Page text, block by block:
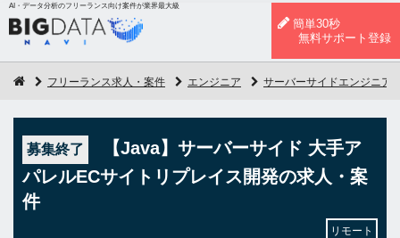
AI・データ分析のフリーランス向け案件が業界最大級
簡単30秒
無料サポート登録
フリーランス求人・案件 エンジニア サーバーサイドエンジニア
募集終了
【Java】サーバーサイド 大手ア
パレルECサイトリプレイス開発の求人・案
件
リモート